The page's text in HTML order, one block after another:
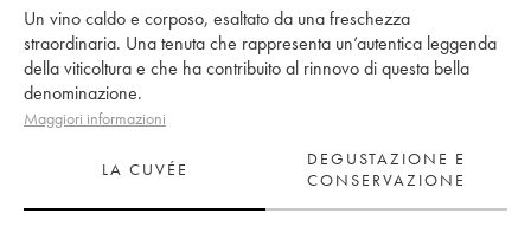
Un vino caldo e corposo, esaltato da una freschezza
straordinaria. Una tenuta che rappresenta un’autentica leggenda
della viticoltura e che ha contribuito al rinnovo di questa bella
denominazione.
Maggiori informazioni
LA CUVÉE
DEGUSTAZIONE E
CONSERVAZIONE